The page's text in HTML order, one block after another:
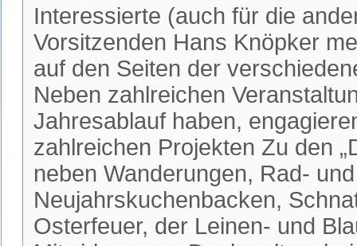
Interessierte (auch für die
Vorsitzenden Hans Knöpker
auf den Seiten der
Neben zahlreichen
Jahresablauf haben,
zahlreichen Projekten Zu den
neben Wanderungen, Rad-
Neujahrskuchenbacken,
Osterfeuer, der Leinen- und